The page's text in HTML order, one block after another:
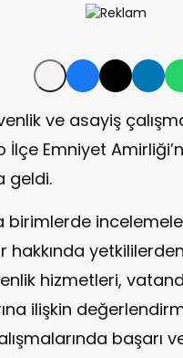
ve asayiş
İlçe Emniyet
geldi.
birimlerde
hakkında
hizmetleri,
ilişkin
başarı